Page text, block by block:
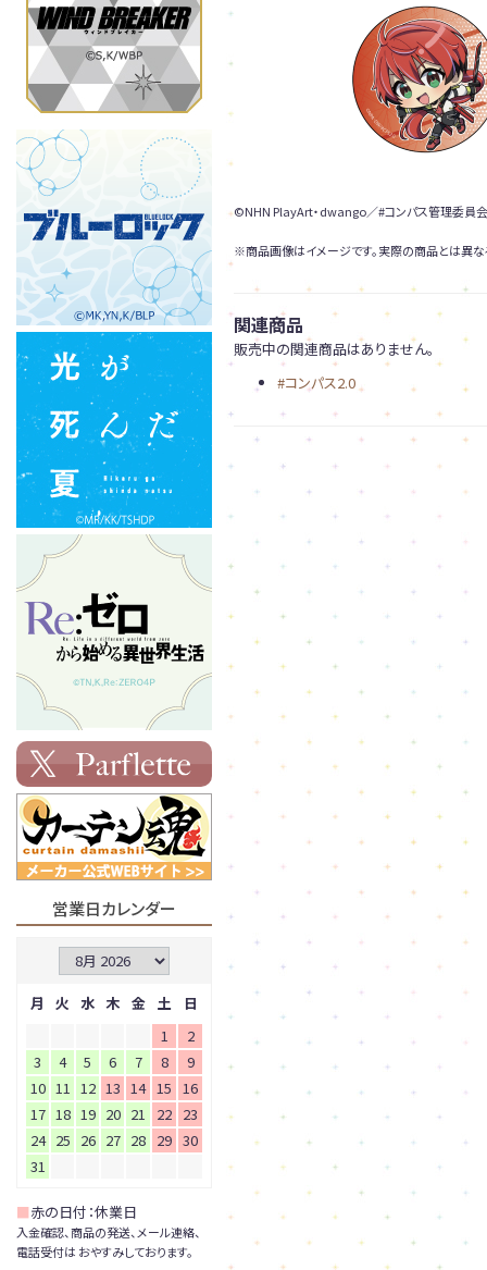
©NHN PlayArt・dwango／#コンパス管理委員
※商品画像はイメージです。実際の商品とは異な
関連商品
販売中の関連商品はありません。
#コンパス2.0
営業日カレンダー
月 火 水 木 金 土
日
1
2
3
4 5 6 7 8
9
10 11 12 13 14 15
16
17 18 19 20 21 22 23
24 25 26 27 28 29 30
31
■赤の日付：休業日
入金確認、商品の発送、メール連絡、
電話受付は おやすみしております。